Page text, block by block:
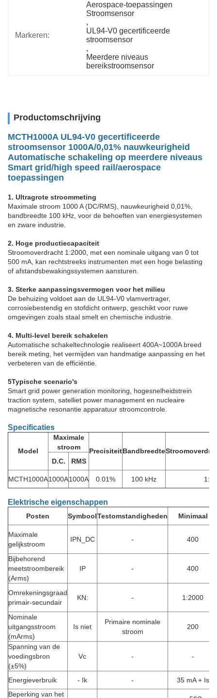
Markeren:
Aerospace-toepassingen
Stroomsensor
,
UL94-V0 gecertificeerde
stroomsensor
,
Meerdere niveaus
bereikstroomsensor
Productomschrijving
MCTH1000A UL94-V0 gecertificeerde
stroomsensor 1000A/0,01% nauwkeurigheid
Automatische schakeling op meerdere niveaus
Smart grid/high speed rail/aerospace
toepassingen
1. Ultragrote stroommeting
Maximale stroom 1000 A (DC/RMS), nauwkeurigheid 0,01%,
bandbreedte 100 kHz, voor de behoeften van energiesystemen
en zware industrie.
2. Hoge productiecapaciteit
Stroomoverdracht 1:2000, met een nominale uitgang van 0 tot
500 mA, kan rechtstreeks instrumenten met een hoge belasting
of afstandsbewakingssystemen aansturen.
3. Sterke aanpassingsvermogen voor het milieu
De behuizing voldoet aan de UL94-V0 vlamvertrager,
corrosiebestendig en stofdicht ontwerp, geschikt voor ruwe
omgevingen zoals staal smelt en chemische industrie.
4. Multi-level bereik schakelen
Automatische schakeltechnologie realiseert 400A~1000A breed
bereik meting, het vermijden van handmatige aanpassing en het
verbeteren van de efficiëntie.
5Typische scenario's
Smart grid power generation monitoring, hogesnelheidstrein
traction system, satelliet power management en nucleaire
magnetische resonantie apparatuur stroomcontrole.
Specificaties
Model
Maximale
stroom
PrecisiteitBandbreedte
D.C.
RMS
MCTH1000A1000A1000A 0.01% 100 kHz
Elektrische eigenschappen
Posten SymboolTestomstandigheden Minimaal
Maximale
gelijkstroom
IPN_DC - 400
Bijbehorend
meetstroombereik
(Arms)
IP - 400
Omrekeningsgraad
primair-secundair
KN: - 1:2000
Nominale
uitgangsstroom
(mArms)
Is niet
Primaire nominale
stroom
200
Spanning van de
voedingsbron
(±5%)
Vc - -
Energieverbruik - Ik -
35 mA + Is
Beperking van het